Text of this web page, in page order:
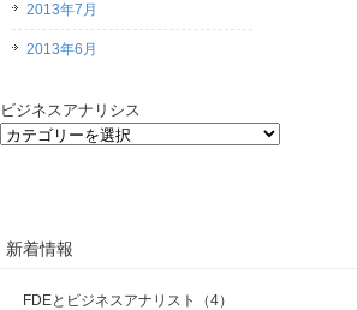
2013年7月
2013年6月
ビジネスアナリシス
新着情報
FDEとビジネスアナリスト（4）